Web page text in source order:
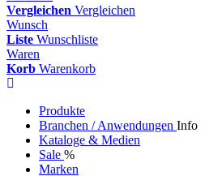
Vergleichen Vergleichen
Wunsch
Liste Wunschliste
Waren
Korb Warenkorb
Produkte
Branchen / Anwendungen Info
Kataloge & Medien
Sale %
Marken